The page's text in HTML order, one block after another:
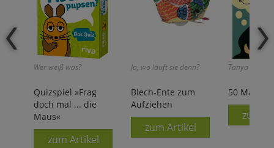
Wer weiß was?
Quizspiel »Frag
doch mal ... die
Maus«
zum Artikel
Ja, wo läuft sie denn?
Blech-Ente zum
Aufziehen
zum Artikel
Tanya
50 Mathe-
zum